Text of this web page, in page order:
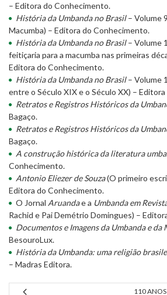
– Editora do Conhecimento.
História da Umbanda no Brasil– Volume
Macumba) – Editora do Conhecimento.
História da Umbanda no Brasil– Volume
feitiçaria para a macumba nas primeiras
Editora do Conhecimento.
História da Umbanda no Brasil– Volume
entre o Século XIX e o Século XX) –
Retratos e Registros Históricos da
Bagaço.
Retratos e Registros Históricos da
Bagaço.
A construção histórica da literatura
Conhecimento.
Antonio Eliezer de Souza(O primeiro
Editora do Conhecimento.
O Jornal Aruandae a Umbanda em
Rachid e Pai Demétrio Domingues) –
Documentos e Imagens da Umbanda e da
BesouroLux.
História da Umbanda: uma religião
– Madras Editora.
110